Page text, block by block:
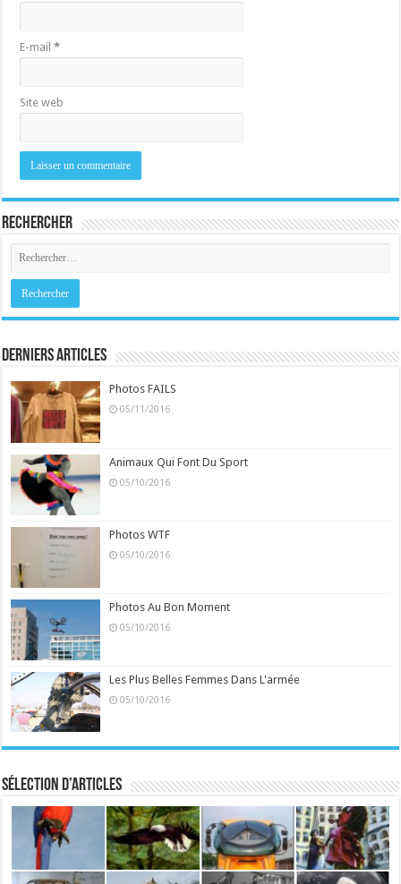
E-mail*
Site web
Rechercher
Derniers Articles
Photos FAILS
05/11/2016
Animaux Qui Font Du Sport
05/10/2016
Photos WTF
05/10/2016
Photos Au Bon Moment
05/10/2016
Les Plus Belles Femmes Dans L'armée
05/10/2016
Sélection d’articles